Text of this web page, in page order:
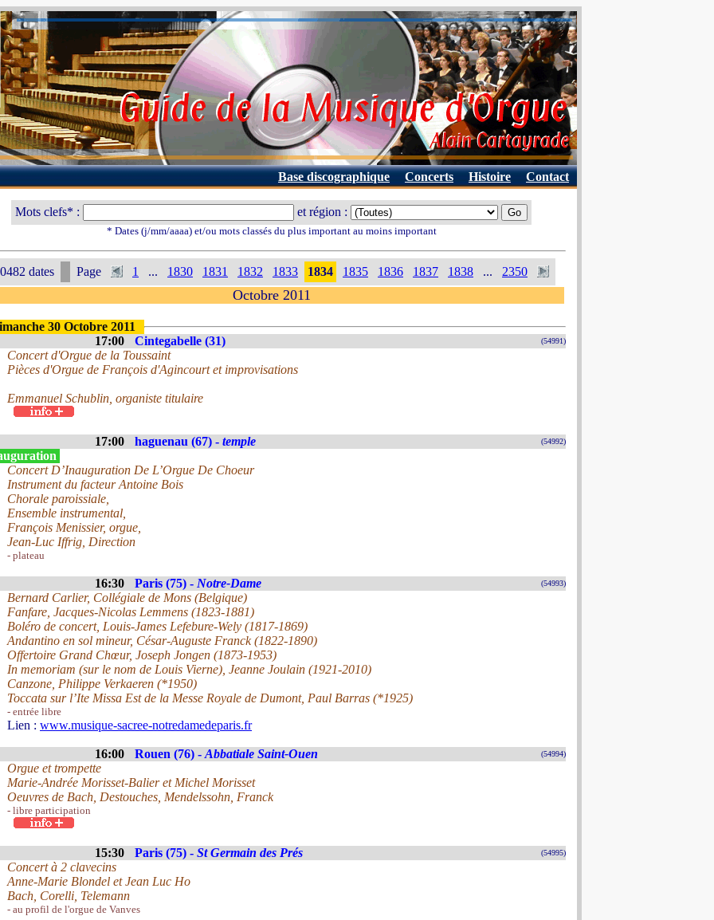
Base discographique Concerts Histoire Contact
Mots clefs* : et région :
* Dates (j/mm/aaaa) et/ou mots classés du plus important au moins important
dates Page 1 ... 1830 1831 1832 1833 1834 1835 1836 1837 1838 ... 2350
Octobre 2011
30 Octobre 2011
17:00
Cintegabelle (31) (54991)
Concert d'Orgue de la Toussaint
Pièces d'Orgue de François d'Agincourt et improvisations
Emmanuel Schublin, organiste titulaire
17:00 haguenau (67) - temple (54992)
Concert D’Inauguration De L’Orgue De Choeur
Instrument du facteur Antoine Bois
Chorale paroissiale,
Ensemble instrumental,
François Menissier, orgue,
Jean-Luc Iffrig, Direction
- plateau
16:30 Paris (75) - Notre-Dame (54993)
Bernard Carlier, Collégiale de Mons (Belgique)
Fanfare, Jacques-Nicolas Lemmens (1823-1881)
Boléro de concert, Louis-James Lefebure-Wely (1817-1869)
Andantino en sol mineur, César-Auguste Franck (1822-1890)
Offertoire Grand Chœur, Joseph Jongen (1873-1953)
In memoriam (sur le nom de Louis Vierne), Jeanne Joulain (1921-2010)
Canzone, Philippe Verkaeren (*1950)
Toccata sur l’Ite Missa Est de la Messe Royale de Dumont, Paul Barras (*1925)
- entrée libre
Lien : www.musique-sacree-notredamedeparis.fr
16:00 Rouen (76) - Abbatiale Saint-Ouen (54994)
Orgue et trompette
Marie-Andrée Morisset-Balier et Michel Morisset
Oeuvres de Bach, Destouches, Mendelssohn, Franck
- libre participation
15:30 Paris (75) - St Germain des Prés (54995)
Concert à 2 clavecins
Anne-Marie Blondel et Jean Luc Ho
Bach, Corelli, Telemann
- au profil de l'orgue de Vanves